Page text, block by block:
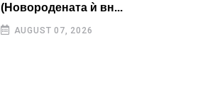
(Новородената ѝ вн...
AUGUST 07, 2026